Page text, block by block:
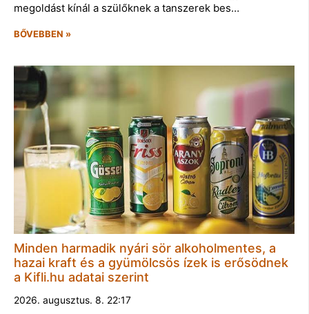
megoldást kínál a szülőknek a tanszerek bes…
BŐVEBBEN »
Minden harmadik nyári sör alkoholmentes, a
hazai kraft és a gyümölcsös ízek is erősödnek
a Kifli.hu adatai szerint
2026. augusztus. 8. 22:17